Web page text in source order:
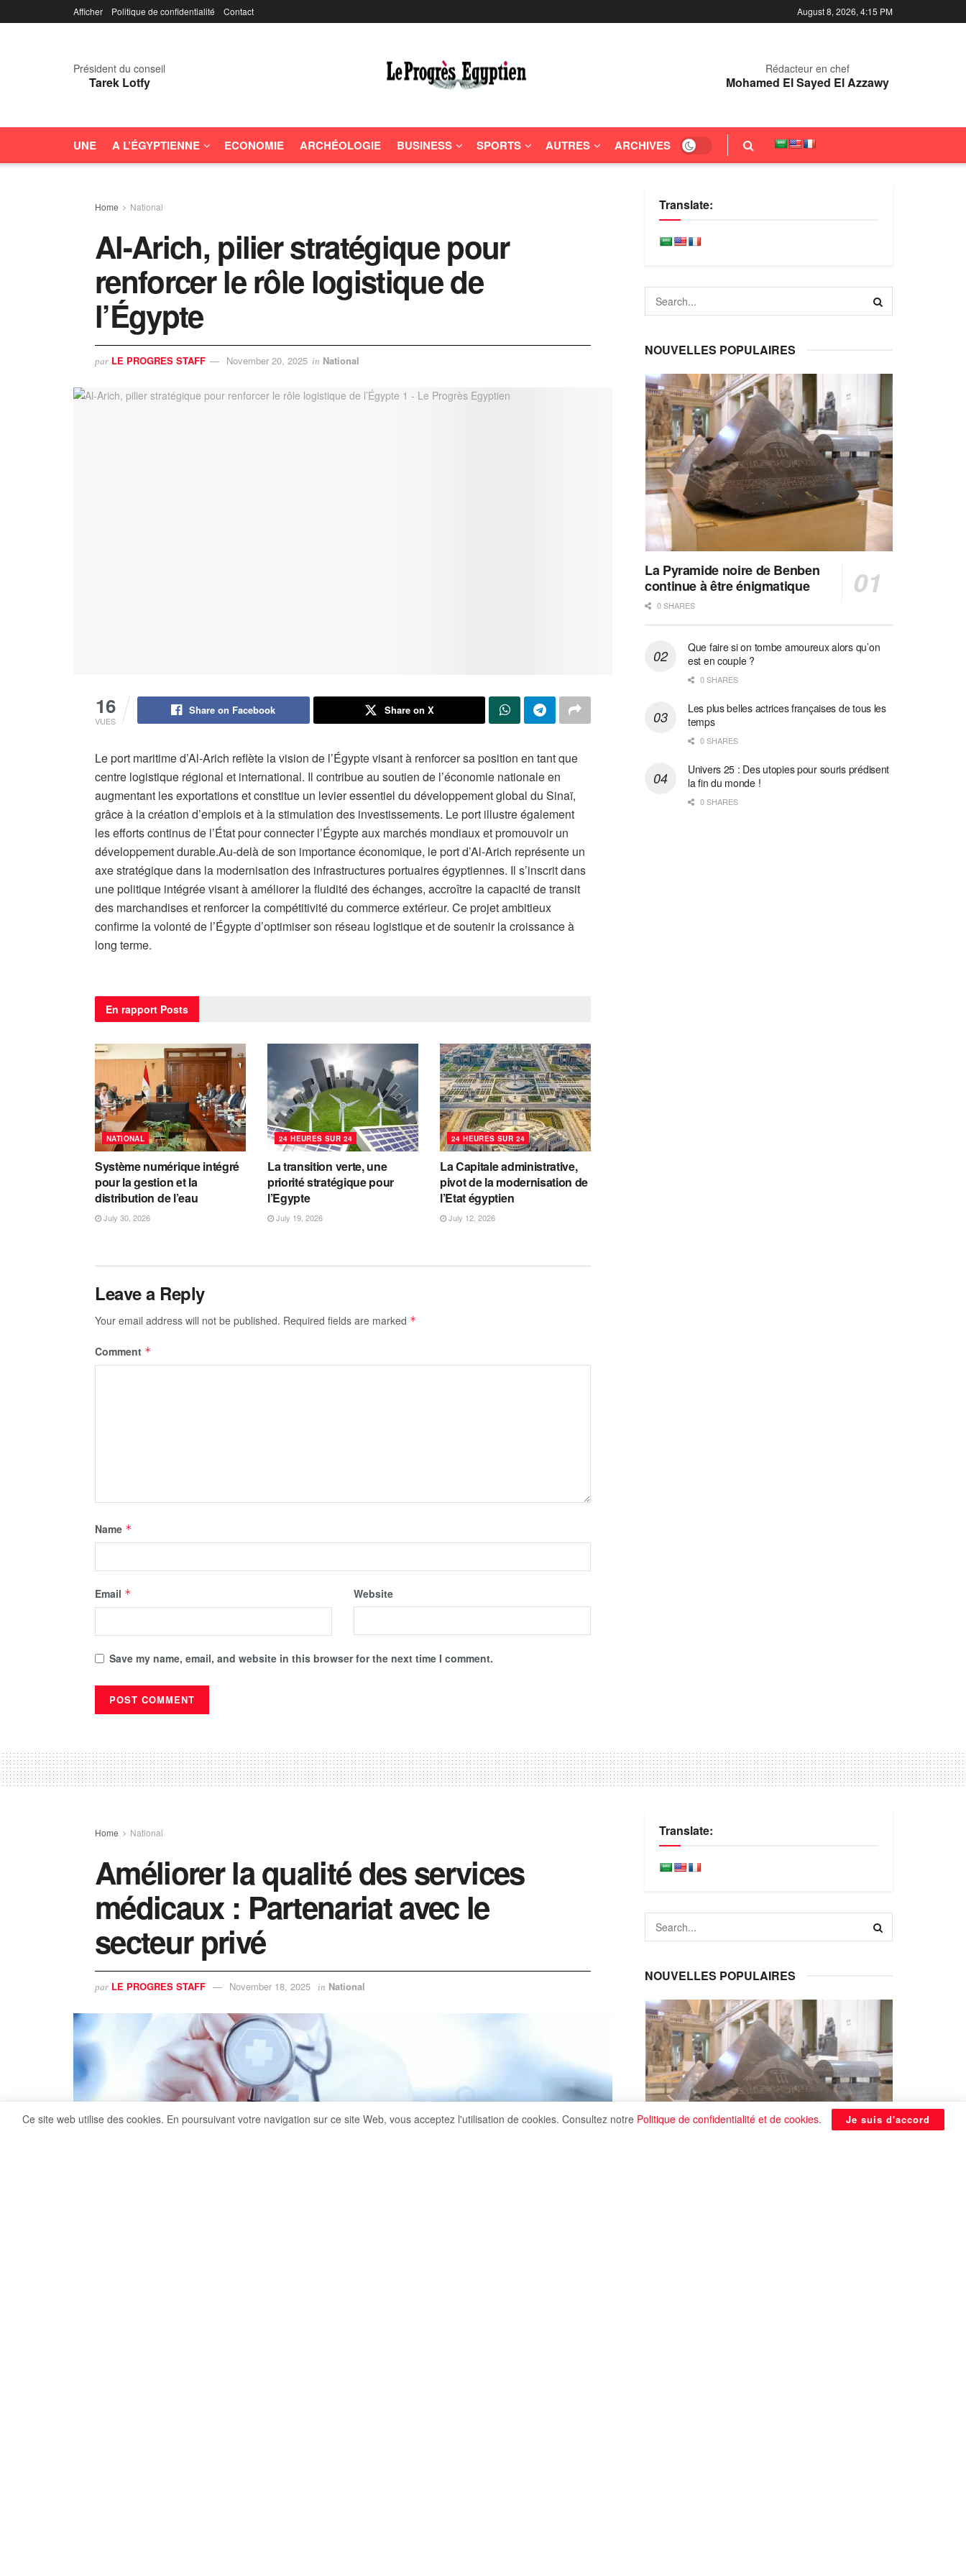
Afficher Politique de confidentialité Contact August 8, 2026, 4:15 PM
Président du conseil
Tarek Lotfy
Rédacteur en chef
Mohamed El Sayed El Azzawy
UNE A L’ÉGYPTIENNE ECONOMIE ARCHÉOLOGIE BUSINESS SPORTS AUTRES ARCHIVES
Home National
Al-Arich, pilier stratégique pour
renforcer le rôle logistique de
l’Égypte
par LE PROGRES STAFF November 20, 2025 in National
16
VUES
Share on Facebook Share on X
Le port maritime d’Al-Arich reflète la vision de l’Égypte visant à renforcer sa position en tant que
centre logistique régional et international. Il contribue au soutien de l’économie nationale en
augmentant les exportations et constitue un levier essentiel du développement global du Sinaï,
grâce à la création d’emplois et à la stimulation des investissements. Le port illustre également
les efforts continus de l’État pour connecter l’Égypte aux marchés mondiaux et promouvoir un
développement durable.Au-delà de son importance économique, le port d’Al-Arich représente un
axe stratégique dans la modernisation des infrastructures portuaires égyptiennes. Il s’inscrit dans
une politique intégrée visant à améliorer la fluidité des échanges, accroître la capacité de transit
des marchandises et renforcer la compétitivité du commerce extérieur. Ce projet ambitieux
confirme la volonté de l’Égypte d’optimiser son réseau logistique et de soutenir la croissance à
long terme.
En rapport Posts
NATIONAL
Système numérique intégré
pour la gestion et la
distribution de l’eau
July 30, 2026
24 HEURES SUR 24
La transition verte, une
priorité stratégique pour
l’Egypte
July 19, 2026
24 HEURES SUR 24
La Capitale administrative,
pivot de la modernisation de
l’Etat égyptien
July 12, 2026
Leave a Reply
Your email address will not be published. Required fields are marked *
Comment *
Name *
Email * Website
Save my name, email, and website in this browser for the next time I comment.
Translate:
NOUVELLES POPULAIRES
La Pyramide noire de Benben
continue à être énigmatique
0 SHARES
Que faire si on tombe amoureux alors qu’on
est en couple ?
0 SHARES
Les plus belles actrices françaises de tous les
temps
0 SHARES
Univers 25 : Des utopies pour souris prédisent
la fin du monde !
0 SHARES
Home National
Améliorer la qualité des services
médicaux : Partenariat avec le
secteur privé
par LE PROGRES STAFF November 18, 2025 in National
Translate:
NOUVELLES POPULAIRES
Ce site web utilise des cookies. En poursuivant votre navigation sur ce site Web, vous acceptez l'utilisation de cookies. Consultez notre Politique de confidentialité et de cookies. Je suis d'accord